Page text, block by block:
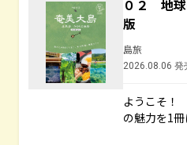
０２ 地
版
島旅
2026.08.06 発
ようこそ！
の魅力を1冊